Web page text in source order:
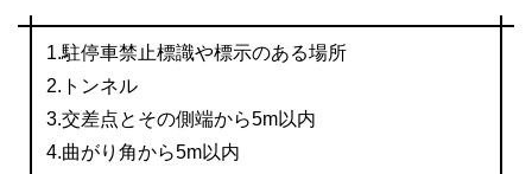
1.駐停車禁止標識や標示のある場所
2.トンネル
3.交差点とその側端から5m以内
4.曲がり角から5m以内